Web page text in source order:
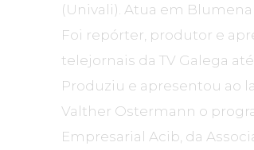
(Univali). Atua em
Foi repórter, produtor e
telejornais da TV Galega até
Produziu e apresentou ao
Valther Ostermann o
Empresarial Acib, da